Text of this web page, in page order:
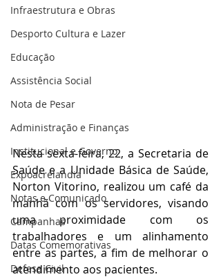
Infraestrutura e Obras
Desporto Cultura e Lazer
Educação
Assistência Social
Nota de Pesar
Administração e Finanças
Institucional e Governo
Expoacrelandia
Notas e Comunicado
Campanhas
Datas Comemorativas
Defesa Civil
Nesta sexta-feira, 22, a Secretaria de
Saúde e a Unidade Básica de Saúde,
Norton Vitorino, realizou um café da
manhã com os servidores, visando
uma proximidade com os
trabalhadores e um alinhamento
entre as partes, a fim de melhorar o
atendimento aos pacientes.